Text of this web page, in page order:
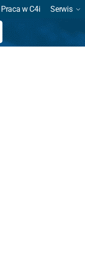
Praca w C4i Serwis